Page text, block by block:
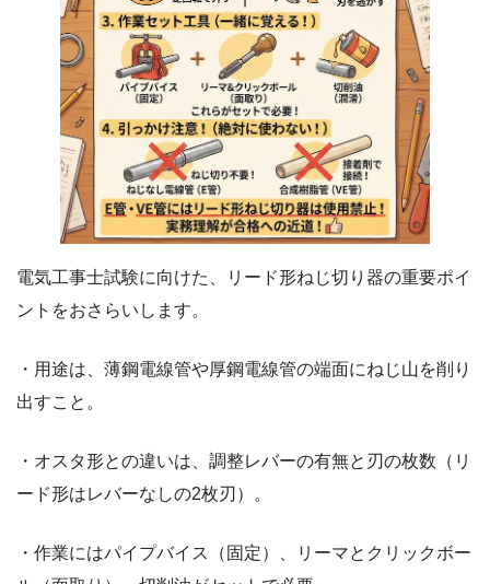
電気工事士試験に向けた、リード形ねじ切り器の重要ポイ
ントをおさらいします。
・用途は、薄鋼電線管や厚鋼電線管の端面にねじ山を削り
出すこと。
・オスタ形との違いは、調整レバーの有無と刃の枚数（リ
ード形はレバーなしの2枚刃）。
・作業にはパイプバイス（固定）、リーマとクリックボー